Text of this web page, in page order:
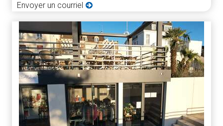
Envoyer un courriel